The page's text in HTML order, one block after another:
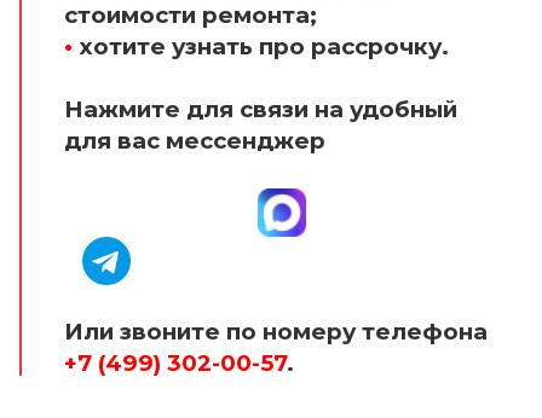
стоимости ремонта;
• хотите узнать про рассрочку.
Нажмите для связи на удобный
для вас мессенджер
Или звоните по номеру телефона
+7 (499) 302-00-57.